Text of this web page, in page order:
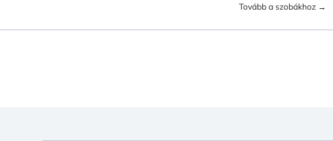
Tovább a szobákhoz →